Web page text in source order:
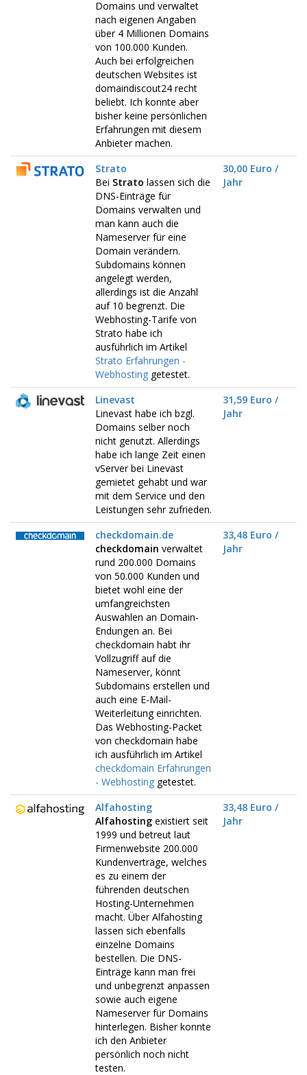
Domains und verwaltet
nach eigenen Angaben
über 4 Millionen Domains
von 100.000 Kunden.
Auch bei erfolgreichen
deutschen Websites ist
domaindiscout24 recht
beliebt. Ich konnte aber
bisher keine persönlichen
Erfahrungen mit diesem
Anbieter machen.
Strato
Bei Strato lassen sich die
DNS-Einträge für
Domains verwalten und
man kann auch die
Nameserver für eine
Domain verändern.
Subdomains können
angelegt werden,
allerdings ist die Anzahl
auf 10 begrenzt. Die
Webhosting-Tarife von
Strato habe ich
ausführlich im Artikel
Strato Erfahrungen -
Webhosting getestet.
30,00 Euro /
Jahr
Linevast
Linevast habe ich bzgl.
Domains selber noch
nicht genutzt. Allerdings
habe ich lange Zeit einen
vServer bei Linevast
gemietet gehabt und war
mit dem Service und den
Leistungen sehr zufrieden.
31,59 Euro /
Jahr
checkdomain.de
checkdomain verwaltet
rund 200.000 Domains
von 50.000 Kunden und
bietet wohl eine der
umfangreichsten
Auswahlen an Domain-
Endungen an. Bei
checkdomain habt ihr
Vollzugriff auf die
Nameserver, könnt
Subdomains erstellen und
auch eine E-Mail-
Weiterleitung einrichten.
Das Webhosting-Packet
von checkdomain habe
ich ausführlich im Artikel
checkdomain Erfahrungen
- Webhosting getestet.
33,48 Euro /
Jahr
Alfahosting
Alfahosting existiert seit
1999 und betreut laut
Firmenwebsite 200.000
Kundenverträge, welches
es zu einem der
führenden deutschen
Hosting-Unternehmen
macht. Über Alfahosting
lassen sich ebenfalls
einzelne Domains
bestellen. Die DNS-
Einträge kann man frei
und unbegrenzt anpassen
sowie auch eigene
Nameserver für Domains
hinterlegen. Bisher konnte
ich den Anbieter
persönlich noch nicht
testen.
33,48 Euro /
Jahr